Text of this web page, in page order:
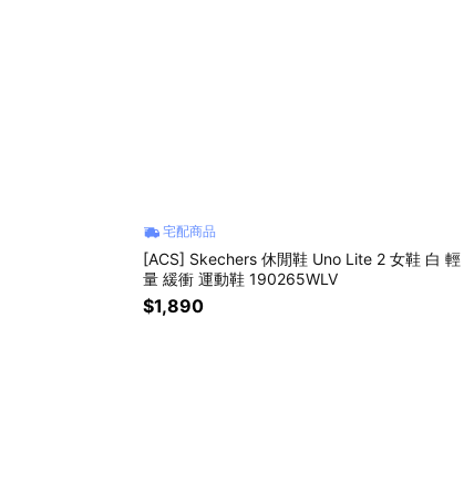
宅配商品
[ACS] Skechers 休閒鞋 Uno Lite 2 女鞋 白 輕
量 緩衝 運動鞋 190265WLV
$1,890